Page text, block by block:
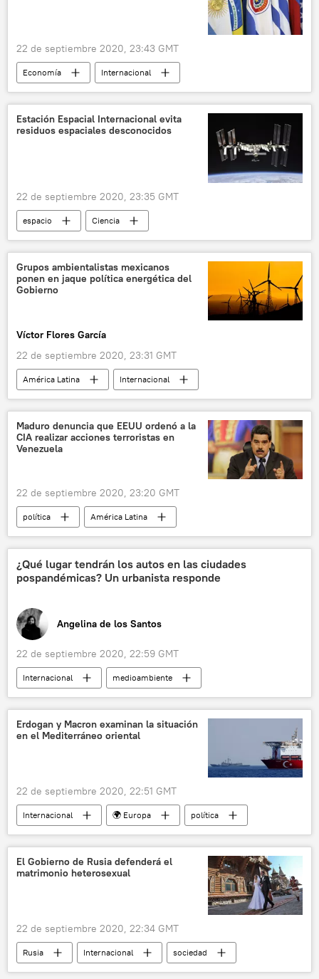
22 de septiembre 2020, 23:43 GMT
Economía
Internacional
América Latina
🌍 Europa
Brasil
Francia
Mercosur
Unión Europea (UE)
noticias
Estación Espacial Internacional evita
residuos espaciales desconocidos
22 de septiembre 2020, 23:35 GMT
espacio
Ciencia
Estación Espacial Internacional (EEI)
noticias
Grupos ambientalistas mexicanos
ponen en jaque política energética del
Gobierno
Víctor Flores García
22 de septiembre 2020, 23:31 GMT
América Latina
Internacional
medioambiente
sociedad
México
energía limpia
noticias
Maduro denuncia que EEUU ordenó a la
CIA realizar acciones terroristas en
Venezuela
22 de septiembre 2020, 23:20 GMT
política
América Latina
Internacional
América del Norte
Venezuela
Nicolás Maduro
EEUU
CIA
terrorismo noticias
¿Qué lugar tendrán los autos en las ciudades
pospandémicas? Un urbanista responde
Angelina de los Santos
22 de septiembre 2020, 22:59 GMT
Internacional
medioambiente
sociedad
pandemia de coronavirus
COVID-19
urbanismo
bicisenda
bicicletas
carril bici
Erdogan y Macron examinan la situación
en el Mediterráneo oriental
22 de septiembre 2020, 22:51 GMT
Internacional 🌍 Europa
política
Francia
Turquía
mar Mediterráneo
Emmanuel Macron
Recep Tayyip Erdogan
noticias
El Gobierno de Rusia defenderá el
matrimonio heterosexual
22 de septiembre 2020, 22:34 GMT
Rusia Internacional
sociedad
Vladímir Putin
Constitución de Rusia